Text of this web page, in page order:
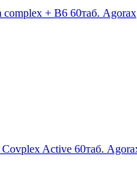
complex + B6 60таб. Agorax